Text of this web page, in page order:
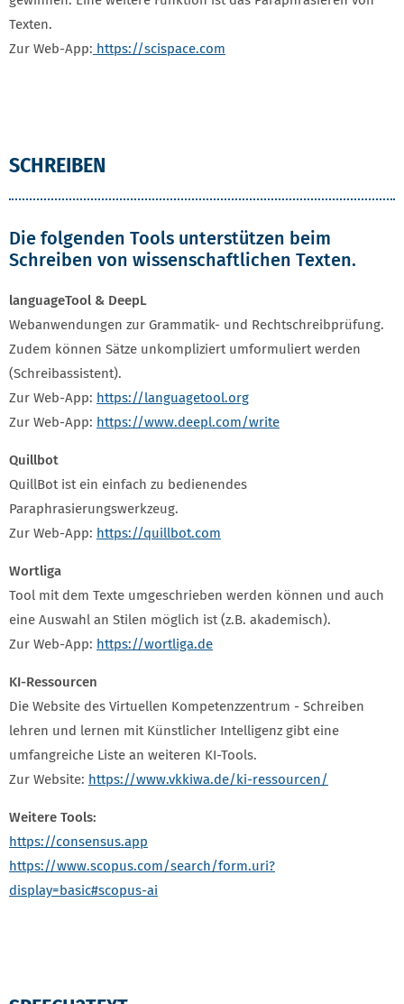
Texten.
Zur Web-App: https://scispace.com
SCHREIBEN
Die folgenden Tools unterstützen beim
Schreiben von wissenschaftlichen Texten.
languageTool & DeepL
Webanwendungen zur Grammatik- und Rechtschreibprüfung.
Zudem können Sätze unkompliziert umformuliert werden
(Schreibassistent).
Zur Web-App: https://languagetool.org
Zur Web-App: https://www.deepl.com/write
Quillbot
QuillBot ist ein einfach zu bedienendes
Paraphrasierungswerkzeug.
Zur Web-App: https://quillbot.com
Wortliga
Tool mit dem Texte umgeschrieben werden können und auch
eine Auswahl an Stilen möglich ist (z.B. akademisch).
Zur Web-App: https://wortliga.de
KI-Ressourcen
Die Website des Virtuellen Kompetenzzentrum - Schreiben
lehren und lernen mit Künstlicher Intelligenz gibt eine
umfangreiche Liste an weiteren KI-Tools.
Zur Website: https://www.vkkiwa.de/ki-ressourcen/
Weitere Tools:
https://consensus.app
https://www.scopus.com/search/form.uri?
display=basic#scopus-ai